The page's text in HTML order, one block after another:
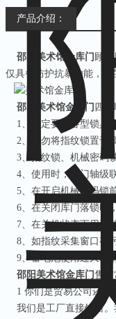
产品介绍：
邵阳美术馆金库门 顾
仅具备防护抗暴功能，它
邵阳美术馆金库门 四
1、一定要按各型锁具
2、请勿将指纹锁置于
3、指纹锁、机械密码
4、使用时，在门轴级
5、在开启机械密码锁
6、在关闭库门落锁时
7、在关机状态下用湿
8、如指纹采集窗口有
9、蓄电池使用过久时
邵阳美术馆金库门售前
1 你们是贸易公司还是
我们是工厂直接销售